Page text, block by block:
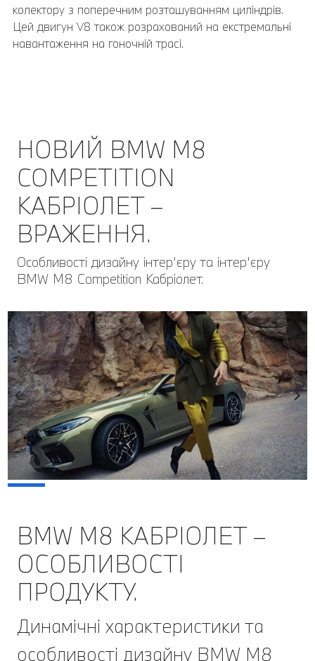
колектору з поперечним розташуванням циліндрів.
Цей двигун V8 також розрахований на екстремальні
навантаження на гоночній трасі.
НОВИЙ BMW M8
COMPETITION
КАБРІОЛЕТ –
ВРАЖЕННЯ.
Особливості дизайну інтер'єру та інтер'єру
BMW M8 Competition Кабріолет.
BMW M8 КАБРІОЛЕТ –
ОСОБЛИВОСТІ
ПРОДУКТУ.
Динамічні характеристики та
особливості дизайну BMW M8